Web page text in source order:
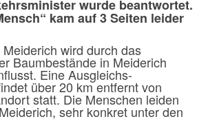
wurde beantwortet.
kam auf 3 Seiten leider
wird durch das
Baumbestände in Meiderich
Eine Ausgleichs-
über 20 km entfernt von
statt. Die Menschen leiden
sehr konkret unter den